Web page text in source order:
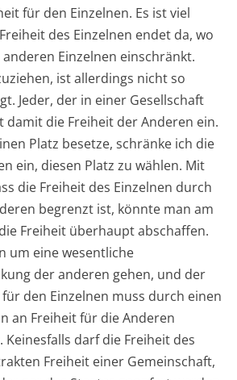
für den Einzelnen. Es ist viel
des Einzelnen endet da, wo
Einzelnen einschränkt.
ist allerdings nicht so
Jeder, der in einer Gesellschaft
damit die Freiheit der Anderen ein.
Platz besetze, schränke ich die
ein, diesen Platz zu wählen. Mit
die Freiheit des Einzelnen durch
begrenzt ist, könnte man am
Freiheit überhaupt abschaffen.
um eine wesentliche
der anderen gehen, und der
den Einzelnen muss durch einen
an Freiheit für die Anderen
darf die Freiheit des
Freiheit einer Gemeinschaft,